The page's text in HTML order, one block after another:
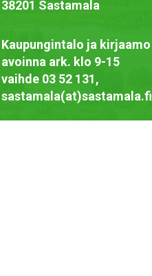
38201 Sastamala
Kaupungintalo ja kirjaamo
avoinna ark. klo 9-15
vaihde 03 52 131,
sastamala(at)sastamala.fi